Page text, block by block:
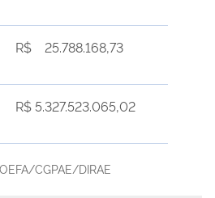
R$ 25.788.168,73
R$ 5.327.523.065,02
CGPAE/DIRAE